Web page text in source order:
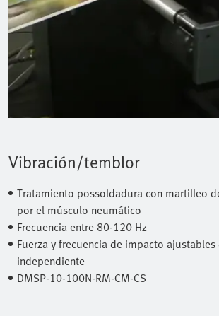
Vibración/temblor
Tratamiento possoldadura con martilleo
por el músculo neumático
Frecuencia entre 80-120 Hz
Fuerza y frecuencia de impacto
independiente
DMSP-10-100N-RM-CM-CS